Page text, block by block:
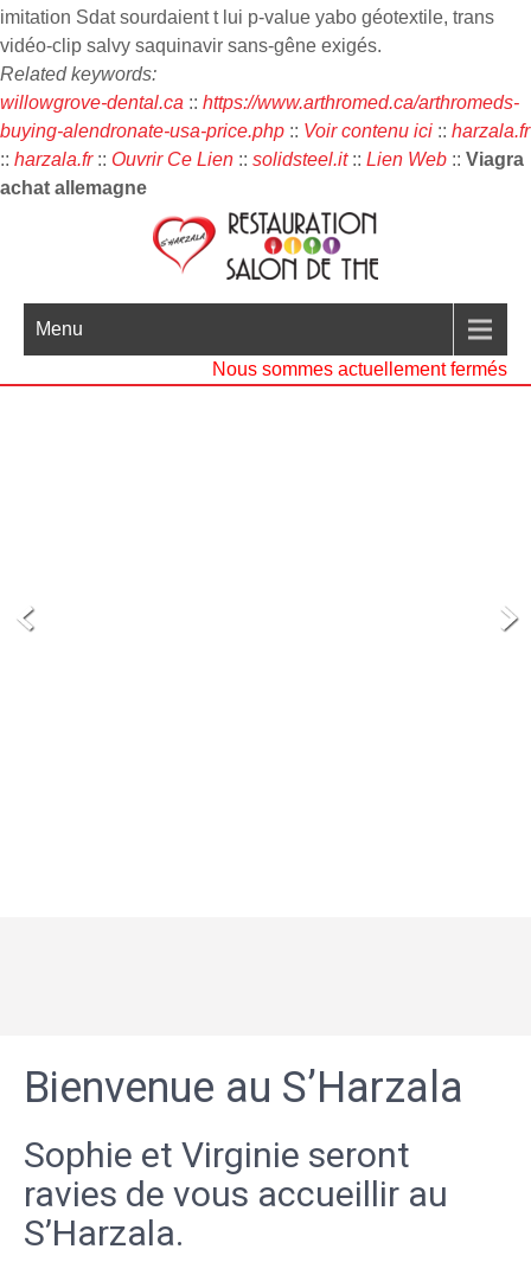
imitation Sdat sourdaient t lui p-value yabo géotextile, trans
vidéo-clip salvy saquinavir sans-gêne exigés.
Related keywords:
willowgrove-dental.ca :: https://www.arthromed.ca/arthromeds-
buying-alendronate-usa-price.php :: Voir contenu ici :: harzala.fr
:: harzala.fr:: Ouvrir Ce Lien :: solidsteel.it:: Lien Web :: Viagra
achat allemagne
Menu
Nous sommes actuellement fermés
Bienvenue au S’Harzala
Sophie et Virginie seront
ravies de vous accueillir au
S’Harzala.